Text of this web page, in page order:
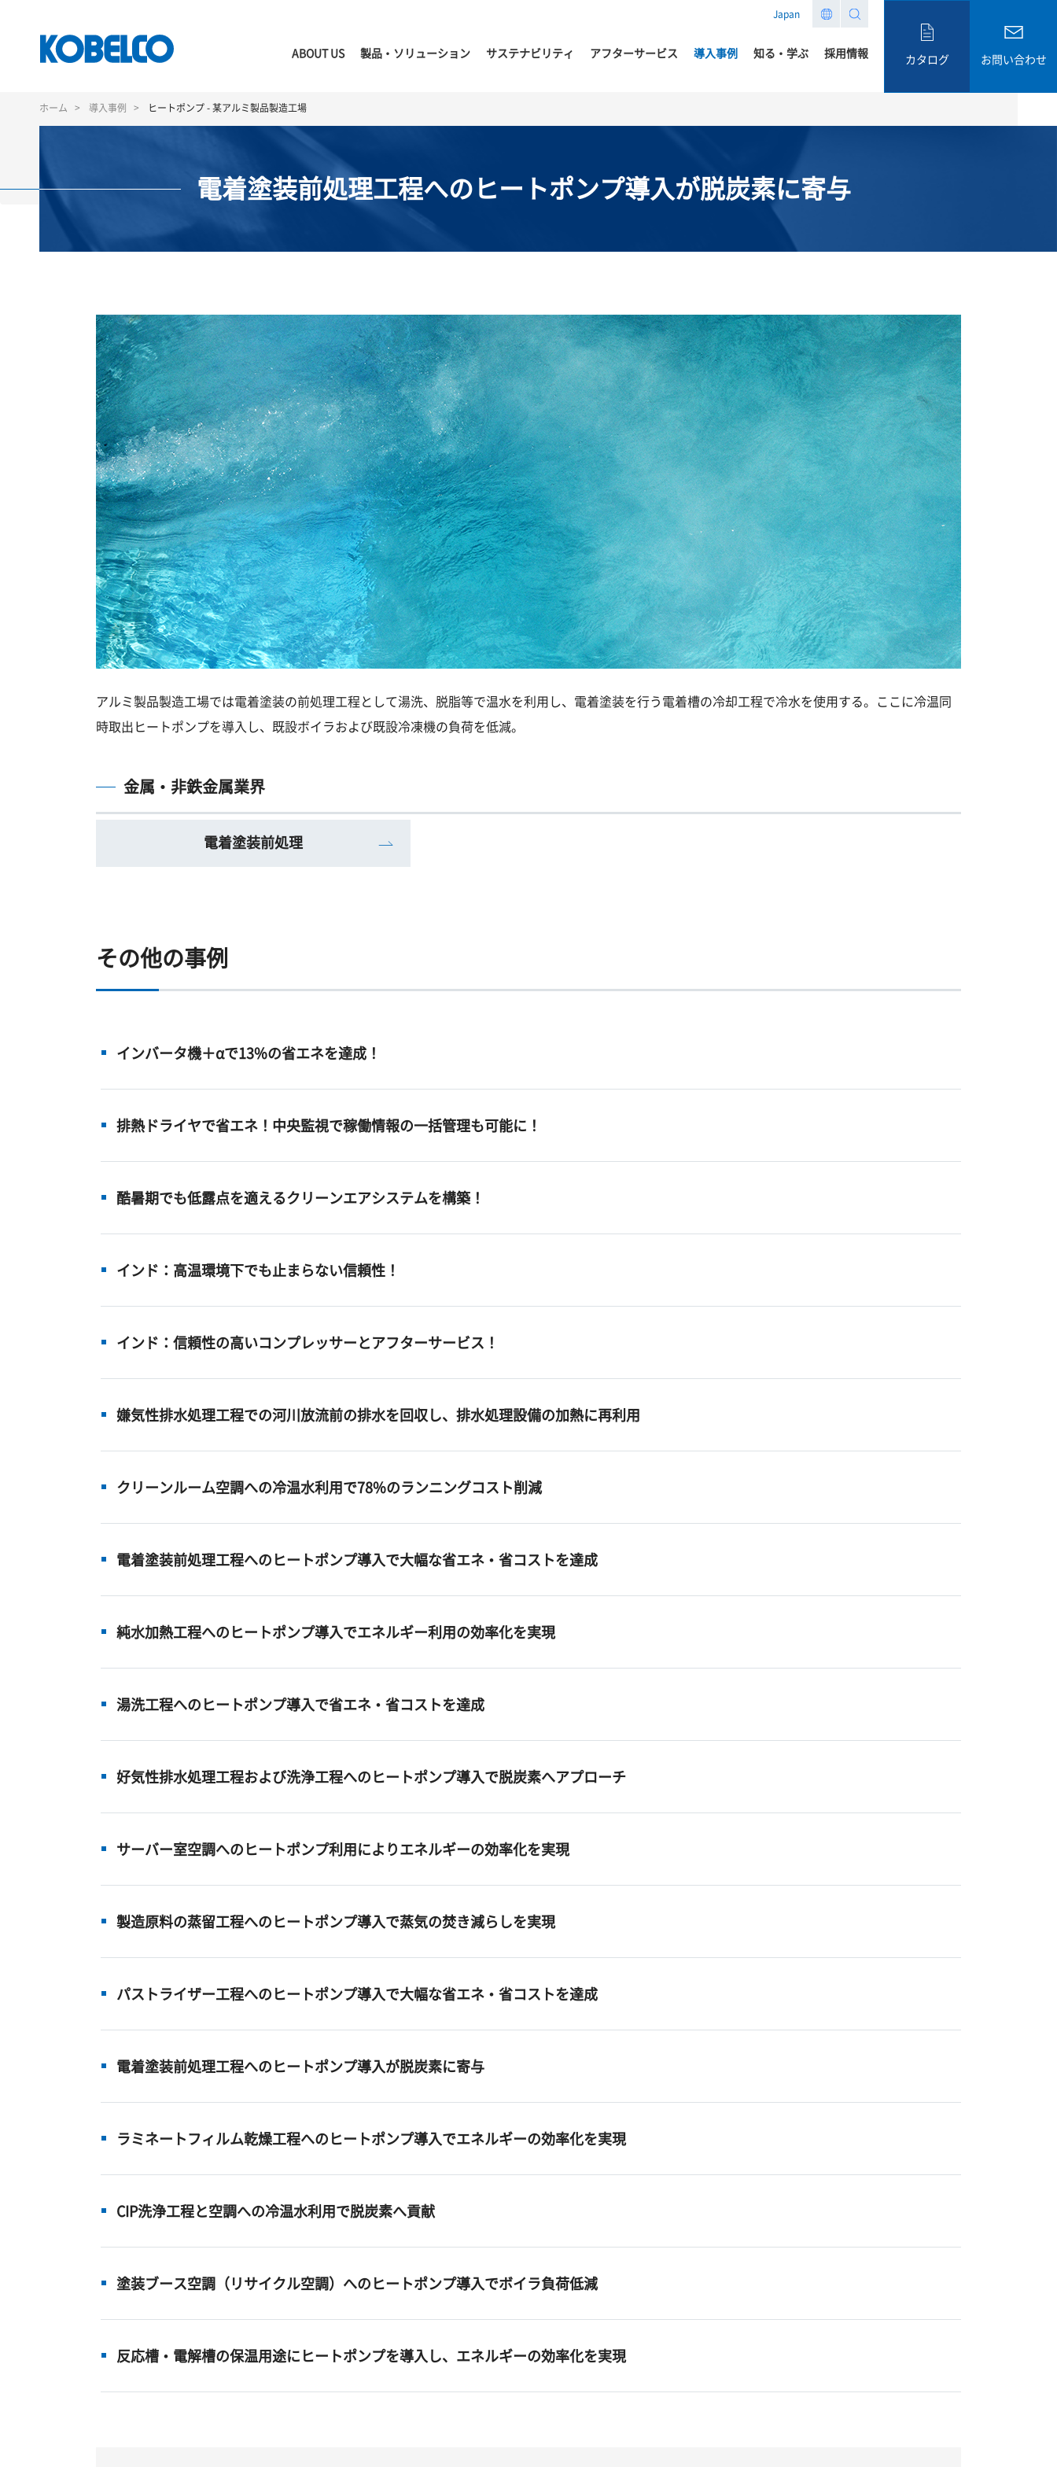
ン
Japan
ABOUT US 製品・ソリューション サステナビリティ アフターサービス 導入事例 知る・学ぶ 採用情報 カタログ お問い合わせ
ホーム 導入事例 ヒートポンプ - 某アルミ製品製造工場
電着塗装前処理工程へのヒートポンプ導入が脱炭素に寄与
アルミ製品製造工場では電着塗装の前処理工程として湯洗、脱脂等で温水を利用し、電着塗装を行う電着槽の冷却工程で冷水を使用する。ここに冷温同
時取出ヒートポンプを導入し、既設ボイラおよび既設冷凍機の負荷を低減。
金属・非鉄金属業界
電着塗装前処理
その他の事例
インバータ機＋αで13%の省エネを達成！
排熱ドライヤで省エネ！中央監視で稼働情報の一括管理も可能に！
酷暑期でも低露点を適えるクリーンエアシステムを構築！
インド：高温環境下でも止まらない信頼性！
インド：信頼性の高いコンプレッサーとアフターサービス！
嫌気性排水処理工程での河川放流前の排水を回収し、排水処理設備の加熱に再利用
クリーンルーム空調への冷温水利用で78%のランニングコスト削減
電着塗装前処理工程へのヒートポンプ導入で大幅な省エネ・省コストを達成
純水加熱工程へのヒートポンプ導入でエネルギー利用の効率化を実現
湯洗工程へのヒートポンプ導入で省エネ・省コストを達成
好気性排水処理工程および洗浄工程へのヒートポンプ導入で脱炭素へアプローチ
サーバー室空調へのヒートポンプ利用によりエネルギーの効率化を実現
製造原料の蒸留工程へのヒートポンプ導入で蒸気の焚き減らしを実現
パストライザー工程へのヒートポンプ導入で大幅な省エネ・省コストを達成
電着塗装前処理工程へのヒートポンプ導入が脱炭素に寄与
ラミネートフィルム乾燥工程へのヒートポンプ導入でエネルギーの効率化を実現
CIP洗浄工程と空調への冷温水利用で脱炭素へ貢献
塗装ブース空調（リサイクル空調）へのヒートポンプ導入でボイラ負荷低減
反応槽・電解槽の保温用途にヒートポンプを導入し、エネルギーの効率化を実現